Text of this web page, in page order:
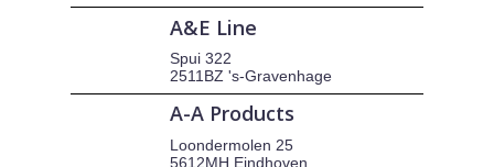
A&E Line
Spui 322
2511BZ 's-Gravenhage
A-A Products
Loondermolen 25
5612MH Eindhoven